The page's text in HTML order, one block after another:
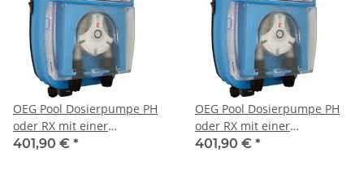
OEG Pool Dosierpumpe PH
oder RX mit einer
Fördermenge von 3 l/h
401,90 € *
OEG Pool Dosierpumpe PH
oder RX mit einer
Fördermenge von 6 l/h
401,90 € *